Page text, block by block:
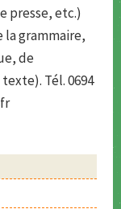
presse, etc.)
grammaire,
de
Tél. 0694